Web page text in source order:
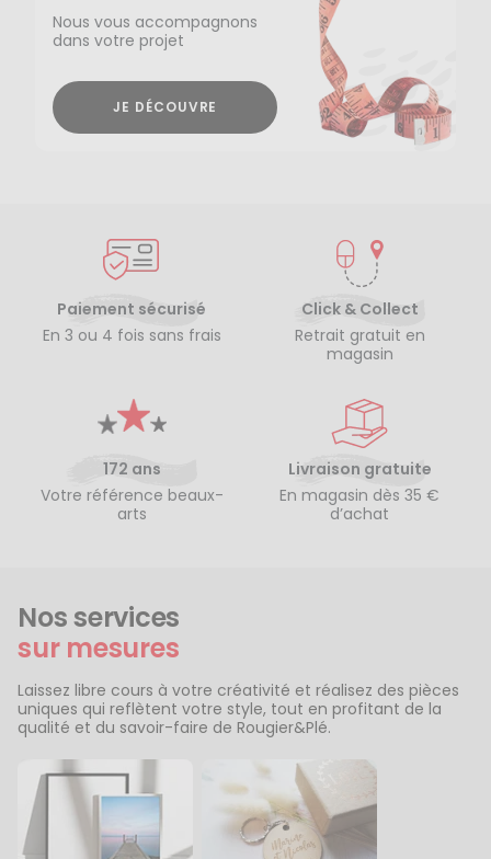
Nous vous accompagnons
dans votre projet
JE DÉCOUVRE
Paiement sécurisé
En 3 ou 4 fois sans frais
Click & Collect
Retrait gratuit en
magasin
172 ans
Votre référence beaux-
arts
Livraison gratuite
En magasin dès 35 €
d’achat
Nos services
sur mesures
Laissez libre cours à votre créativité et réalisez des pièces
uniques qui reflètent votre style, tout en profitant de la
qualité et du savoir-faire de Rougier&Plé.